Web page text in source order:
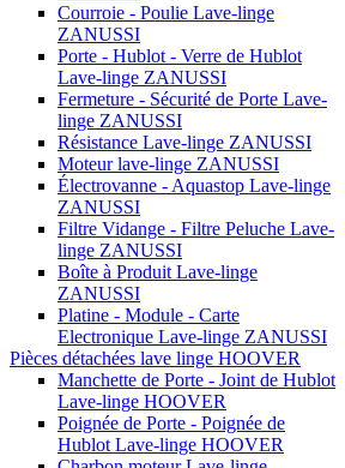
Courroie - Poulie Lave-linge
ZANUSSI
Porte - Hublot - Verre de Hublot
Lave-linge ZANUSSI
Fermeture - Sécurité de Porte Lave-
linge ZANUSSI
Résistance Lave-linge ZANUSSI
Moteur lave-linge ZANUSSI
Électrovanne - Aquastop Lave-linge
ZANUSSI
Filtre Vidange - Filtre Peluche Lave-
linge ZANUSSI
Boîte à Produit Lave-linge
ZANUSSI
Platine - Module - Carte
Electronique Lave-linge ZANUSSI
Pièces détachées lave linge HOOVER
Manchette de Porte - Joint de Hublot
Lave-linge HOOVER
Poignée de Porte - Poignée de
Hublot Lave-linge HOOVER